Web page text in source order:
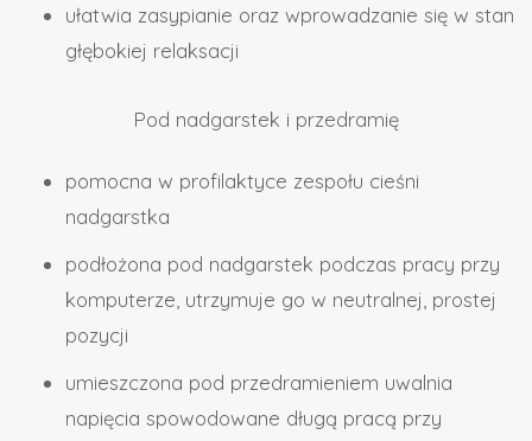
ułatwia zasypianie oraz wprowadzanie się w stan
głębokiej relaksacji
Pod nadgarstek i przedramię
pomocna w profilaktyce zespołu cieśni
nadgarstka
podłożona pod nadgarstek podczas pracy przy
komputerze, utrzymuje go w neutralnej, prostej
pozycji
umieszczona pod przedramieniem uwalnia
napięcia spowodowane długą pracą przy